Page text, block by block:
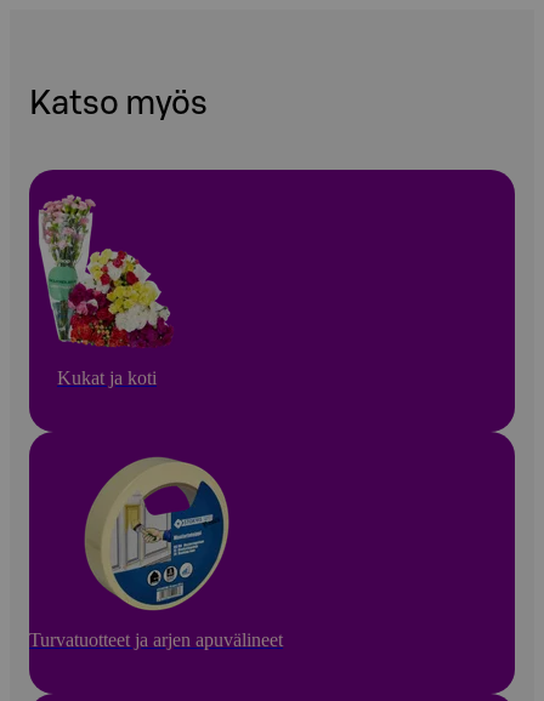
Katso myös
Kukat ja koti
Turvatuotteet ja arjen apuvälineet